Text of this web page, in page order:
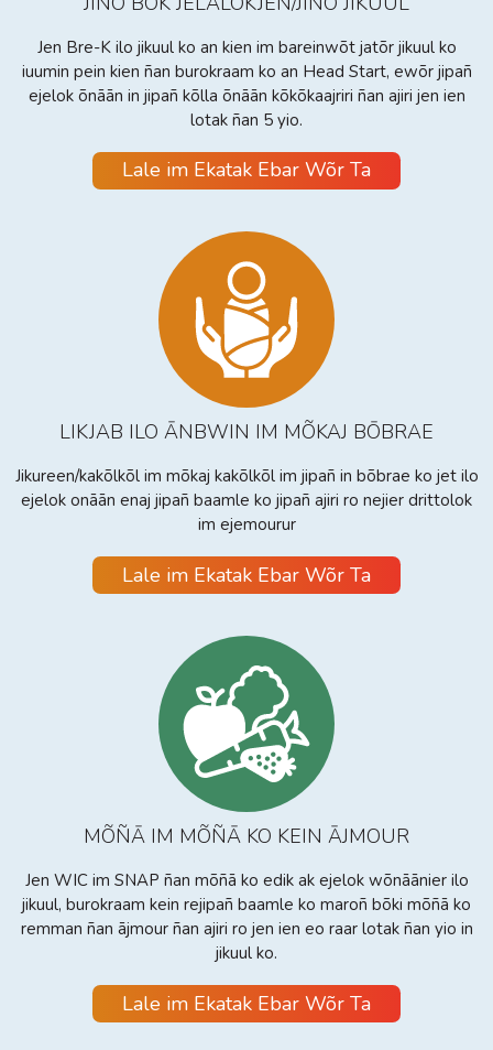
Jen Bre-K ilo jikuul ko an kien im bareinwõt jatõr jikuul ko
iuumin pein kien ñan burokraam ko an Head Start, ewõr jipañ
ejelok õnāān in jipañ kõlla õnāān kõkõkaajriri ñan ajiri jen ien
lotak ñan 5 yio.
Lale im Ekatak Ebar Wõr Ta
LIKJAB ILO ĀNBWIN IM MÕKAJ BŌBRAE
Jikureen/kakõlkõl im mõkaj kakõlkõl im jipañ in bõbrae ko jet ilo
ejelok onāān enaj jipañ baamle ko jipañ ajiri ro nejier drittolok
im ejemourur
Lale im Ekatak Ebar Wõr Ta
MÕÑĀ IM MÕÑĀ KO KEIN ĀJMOUR
Jen WIC im SNAP ñan mõñā ko edik ak ejelok wõnāānier ilo
jikuul, burokraam kein rejipañ baamle ko maroñ bõki mõñā ko
remman ñan ājmour ñan ajiri ro jen ien eo raar lotak ñan yio in
jikuul ko.
Lale im Ekatak Ebar Wõr Ta